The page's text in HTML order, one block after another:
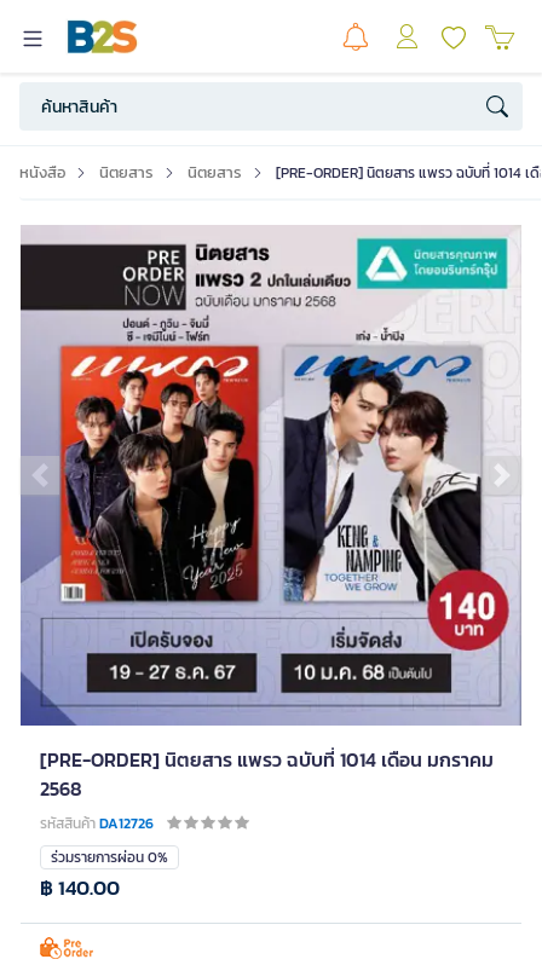
หนังสือ นิตยสาร นิตยสาร [PRE-ORDER] นิตยสาร แพรว ฉบับที่ 1014 เ
Previous slide
[PRE-ORDER] นิตยสาร แพรว ฉบับที่ 1014 เดือน มกราคม
2568
รหัสสินค้าDA12726
ร่วมรายการผ่อน 0%
฿ 140.00